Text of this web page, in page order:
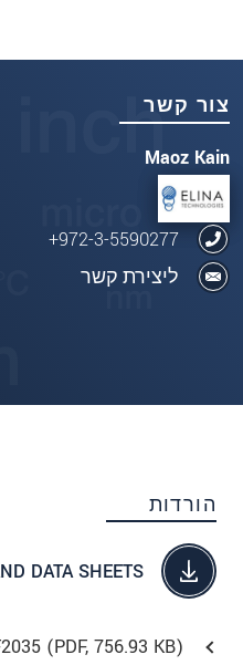
צור קשר
Maoz Kain
972-3-5590277+
ליצירת קשר
הורדות
DATA SHEETS
(PDF, 756.93 KB)